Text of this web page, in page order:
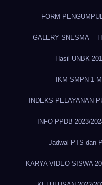
FORM
GALERY SNESMA
Hasil UNBK
IKM SMPN 1
INDEKS PELAYANAN
INFO PPDB 2023/
Jadwal PTS dan
KARYA VIDEO SISWA